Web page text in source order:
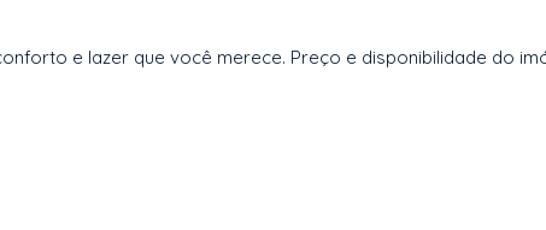
e lazer que você merece. Preço e disponibilidade do